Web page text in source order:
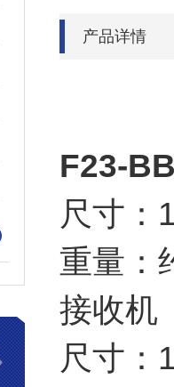
产品详情
F23-
尺寸：
重量：
接收机
尺寸：